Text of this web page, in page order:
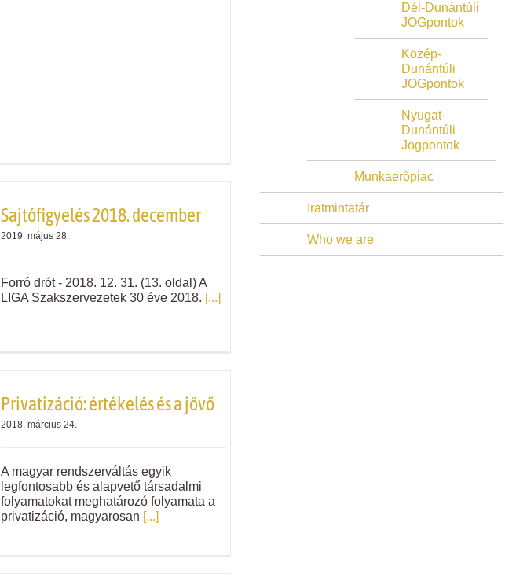
Sajtófigyelés 2018. december
2019. május 28.
Forró drót - 2018. 12. 31. (13. oldal) A
LIGA Szakszervezetek 30 éve 2018. [...]
Privatizáció: értékelés és a jövő
2018. március 24.
A magyar rendszerváltás egyik
legfontosabb és alapvető társadalmi
folyamatokat meghatározó folyamata a
privatizáció, magyarosan [...]
Dél-Dunántúli
JOGpontok
Közép-
Dunántúli
JOGpontok
Nyugat-
Dunántúli
Jogpontok
Munkaerőpiac
Iratmintatár
Who we are